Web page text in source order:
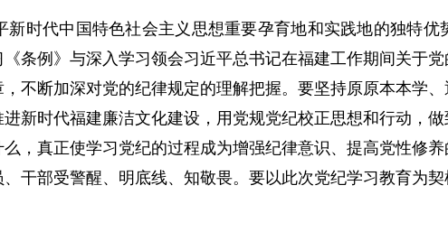
代中国特色社会主义思想重要孕育地和实践地的独特优
条例》与深入学习领会习近平总书记在福建工作期间关于
不断加深对党的纪律规定的理解把握。要坚持原原本本学
新时代福建廉洁文化建设，用党规党纪校正思想和行动，
，真正使学习党纪的过程成为增强纪律意识、提高党性修
干部受警醒、明底线、知敬畏。要以此次党纪学习教育为